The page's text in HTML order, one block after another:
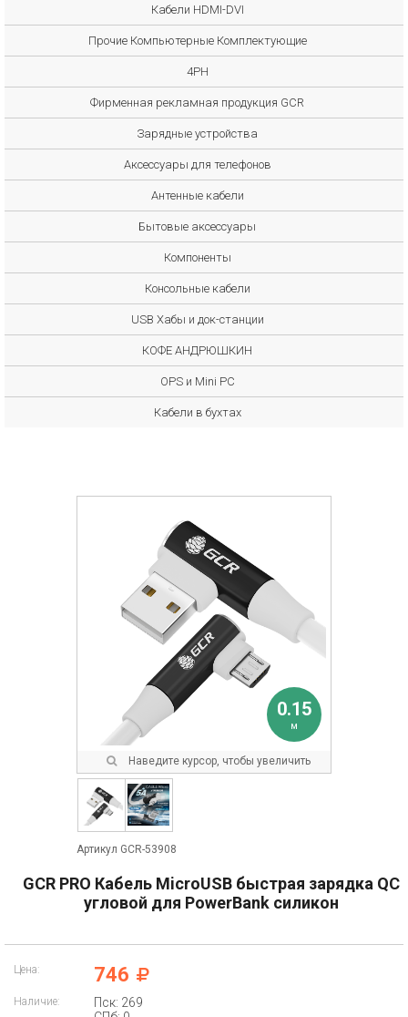
Кабели HDMI-DVI
Прочие Компьютерные Комплектующие
4PH
Фирменная рекламная продукция GCR
Зарядные устройства
Аксессуары для телефонов
Антенные кабели
Бытовые аксессуары
Компоненты
Консольные кабели
USB Хабы и док-станции
КОФЕ АНДРЮШКИН
OPS и Mini PC
Кабели в бухтах
0.15
м
Наведите курсор, чтобы увеличить
Артикул GCR-53908
GCR PRO Кабель MicroUSB быстрая зарядка QC
угловой для PowerBank силикон
Цена: 746
Наличие:
Пск: 269